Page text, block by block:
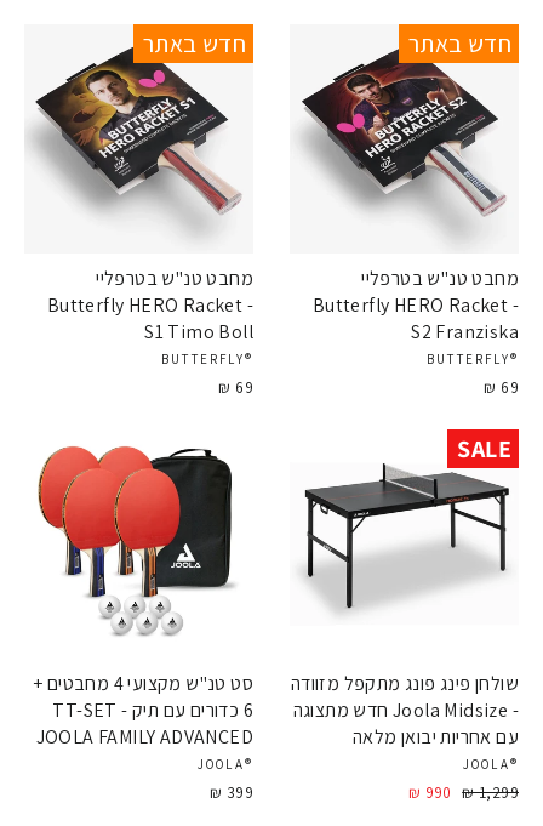
חדש באתר
מחבט טנ"ש בטרפליי
Butterfly HERO Racket -
S2 Franziska
®BUTTERFLY
69 ₪
חדש באתר
מחבט טנ"ש בטרפליי
Butterfly HERO Racket -
S1 Timo Boll
®BUTTERFLY
69 ₪
SALE
שולחן פינג פונג מתקפל מזוודה
- Joola Midsize חדש מתצוגה
עם אחריות יבואן מלאה
®JOOLA
מחיר
1,299 ₪
מחיר
990 ₪
סט טנ"ש מקצועי 4 מחבטים +
6 כדורים עם תיק - TT-SET
JOOLA FAMILY ADVANCED
®JOOLA
399 ₪